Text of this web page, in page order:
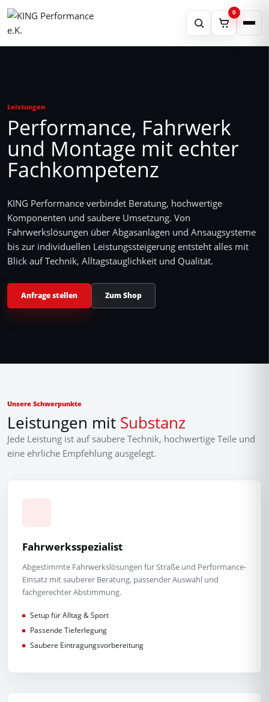
0
Shop
Partner
Leistungen
Über Uns
Produktsuche
Schnell finden
Tippen Sie mindestens 2 Zeichen
ein.
Leistungen
Performance, Fahrwerk
und Montage mit echter
Fachkompetenz
KING Performance verbindet Beratung, hochwertige
Komponenten und saubere Umsetzung. Von
Fahrwerkslösungen über Abgasanlagen und Ansaugsysteme
bis zur individuellen Leistungssteigerung entsteht alles mit
Blick auf Technik, Alltagstauglichkeit und Qualität.
Anfrage stellen Zum Shop
Unsere Schwerpunkte
Leistungen mit Substanz
Jede Leistung ist auf saubere Technik, hochwertige Teile und
eine ehrliche Empfehlung ausgelegt.
Fahrwerksspezialist
Abgestimmte Fahrwerkslösungen für Straße und Performance-
Einsatz mit sauberer Beratung, passender Auswahl und
fachgerechter Abstimmung.
Setup für Alltag & Sport
Passende Tieferlegung
Saubere Eintragungsvorbereitung